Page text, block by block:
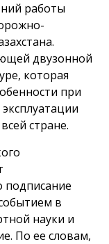
работы
двузонной
которая
при
стране.
подписание
в
науки и
По ее словам,